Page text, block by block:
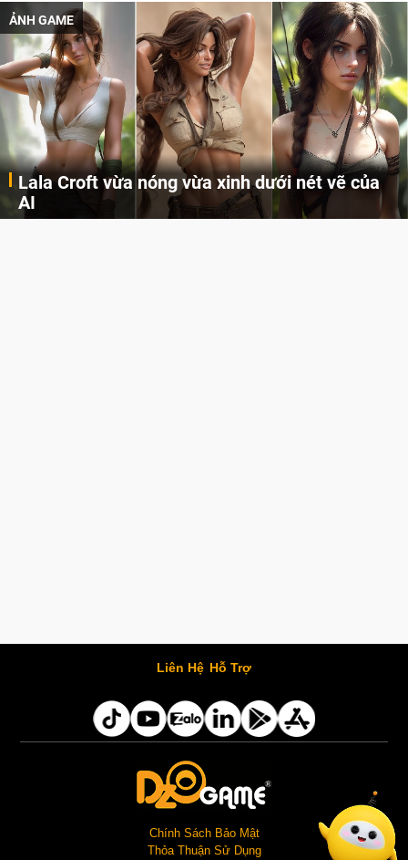
ẢNH GAME
Lala Croft vừa nóng vừa xinh dưới nét vẽ của
AI
Liên Hệ Hỗ Trợ
Chính Sách Bảo Mật
Thỏa Thuận Sử Dụng